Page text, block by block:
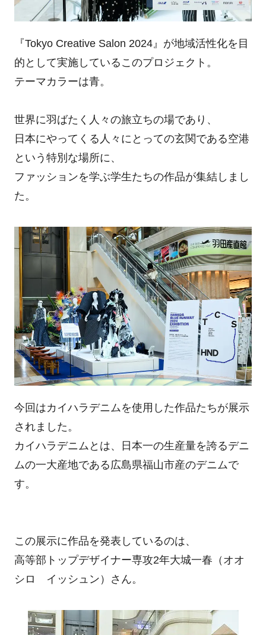
『Tokyo Creative Salon 2024』が地域活性化を目
的として実施しているこのプロジェクト。
テーマカラーは青。
世界に羽ばたく人々の旅立ちの場であり、
日本にやってくる人々にとっての玄関である空港
という特別な場所に、
ファッションを学ぶ学生たちの作品が集結しまし
た。
今回はカイハラデニムを使用した作品たちが展示
されました。
カイハラデニムとは、日本一の生産量を誇るデニ
ムの一大産地である広島県福山市産のデニムで
す。
この展示に作品を発表しているのは、
高等部トップデザイナー専攻2年大城一春（オオ
シロ イッシュン）さん。